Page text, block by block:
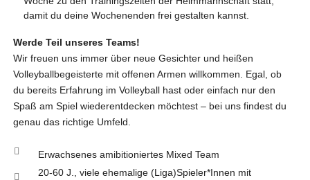
damit du deine Wochenenden frei gestalten kannst.
Werde Teil unseres Teams!
Wir freuen uns immer über neue Gesichter und heißen
Volleyballbegeisterte mit offenen Armen willkommen. Egal, ob
du bereits Erfahrung im Volleyball hast oder einfach nur den
Spaß am Spiel wiederentdecken möchtest – bei uns findest du
genau das richtige Umfeld.
Erwachsenes amibitioniertes Mixed Team
20-60 J., viele ehemalige (Liga)Spieler*Innen mit